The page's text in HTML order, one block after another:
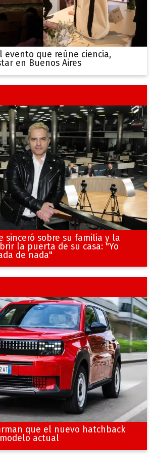
evento que reúne ciencia,
en Buenos Aires
sinceró sobre su familia y la
la puerta de su casa: "Yo
de nada"
que el nuevo hatchback
actual